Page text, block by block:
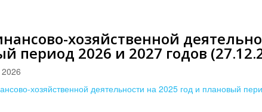
хозяйственной
период 2026 и 2027 годов
хозяйственной деятельности на 2025 год и плановый